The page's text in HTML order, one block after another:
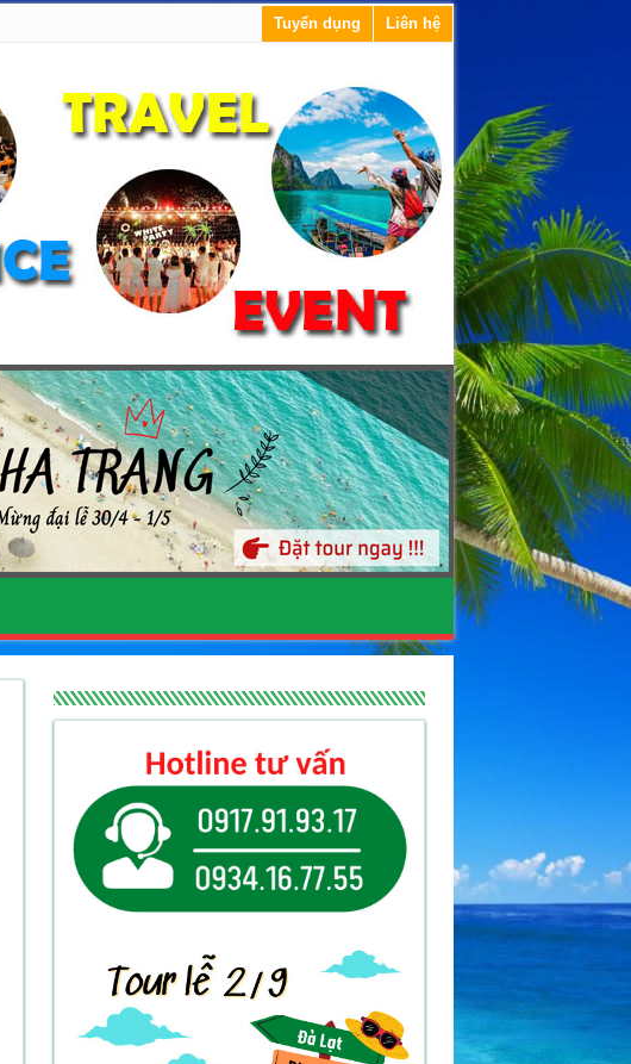
Tuyển dụng Liên hệ